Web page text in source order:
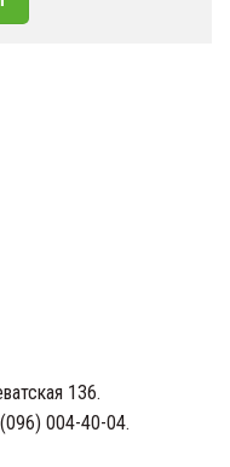
136.
004-40-04.